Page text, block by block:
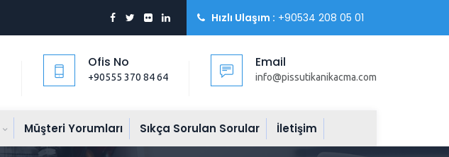
Hızlı Ulaşım : +90534 208 05 01
Ofis No
+90555 370 84 64
Email
info@pissutikanikacma.com
Müşteri Yorumları Sıkça Sorulan Sorular İletişim